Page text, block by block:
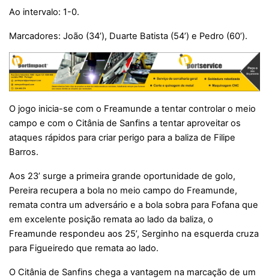
Ao intervalo: 1-0.
Marcadores: João (34’), Duarte Batista (54’) e Pedro (60’).
O jogo inicia-se com o Freamunde a tentar controlar o meio
campo e com o Citânia de Sanfins a tentar aproveitar os
ataques rápidos para criar perigo para a baliza de Filipe
Barros.
Aos 23’ surge a primeira grande oportunidade de golo,
Pereira recupera a bola no meio campo do Freamunde,
remata contra um adversário e a bola sobra para Fofana que
em excelente posição remata ao lado da baliza, o
Freamunde respondeu aos 25’, Serginho na esquerda cruza
para Figueiredo que remata ao lado.
O Citânia de Sanfins chega a vantagem na marcação de um